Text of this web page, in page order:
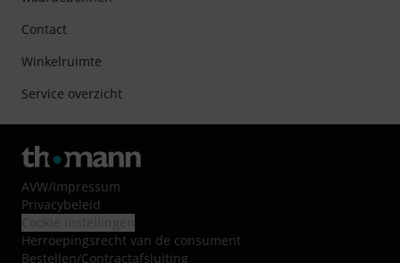
Contact
Winkelruimte
Service overzicht
AVW/Impressum
Privacybeleid
Herroepingsrecht van de consument
Bestellen/Contractafsluiting